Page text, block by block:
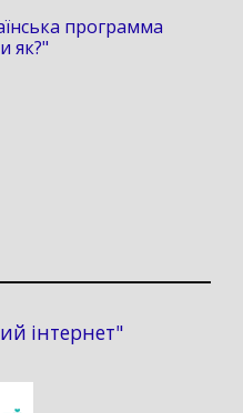
программа
як?"
інтернет"